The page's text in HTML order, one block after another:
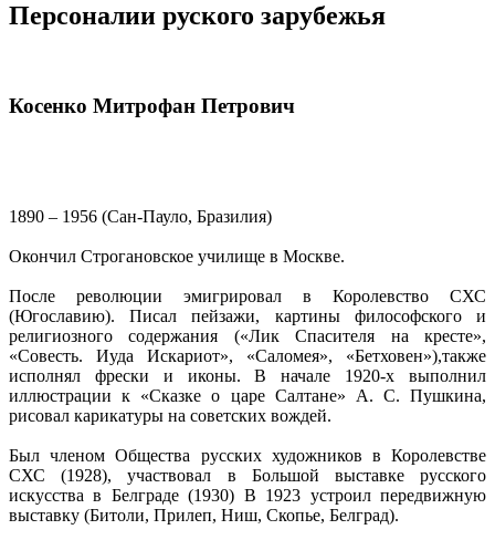
Персоналии руского зарубежья
Косенко Митрофан Петрович
1890 – 1956 (Сан-Пауло, Бразилия)
Окончил Строгановское училище в Москве.
После революции эмигрировал в Королевство СХС
(Югославию). Писал пейзажи, картины философского и
религиозного содержания («Лик Спасителя на кресте»,
«Совесть. Иуда Искариот», «Саломея», «Бетховен»),также
исполнял фрески и иконы. В начале 1920-х выполнил
иллюстрации к «Сказке о царе Салтане» А. С. Пушкина,
рисовал карикатуры на советских вождей.
Был членом Общества русских художников в Королевстве
СХС (1928), участвовал в Большой выставке русского
искусства в Белграде (1930) В 1923 устроил передвижную
выставку (Битоли, Прилеп, Ниш, Скопье, Белград).